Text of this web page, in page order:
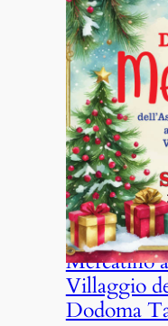
Mercatino
Villaggio
Dodoma